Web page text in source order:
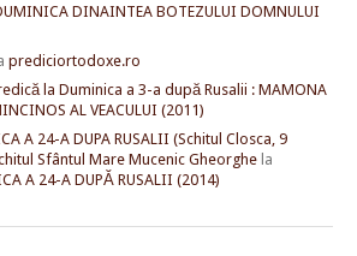
DINAINTEA BOTEZULUI DOMNULUI
prediciortodoxe.ro
la Duminica a 3-a după Rusalii : MAMONA
AL VEACULUI (2011)
A 24-A DUPA RUSALII (Schitul Closca, 9
Sfântul Mare Mucenic Gheorghe la
A 24-A DUPĂ RUSALII (2014)